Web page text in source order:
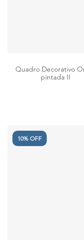
Quadro Decorativo
pintada II
10% OFF